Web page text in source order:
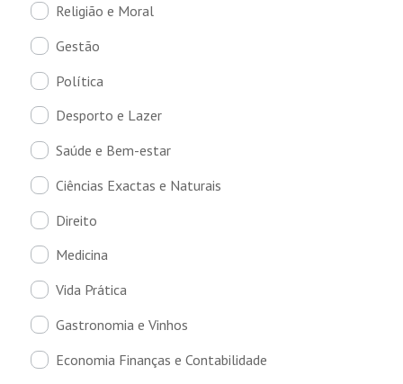
Religião e Moral
Gestão
Política
Desporto e Lazer
Saúde e Bem-estar
Ciências Exactas e Naturais
Direito
Medicina
Vida Prática
Gastronomia e Vinhos
Economia Finanças e Contabilidade